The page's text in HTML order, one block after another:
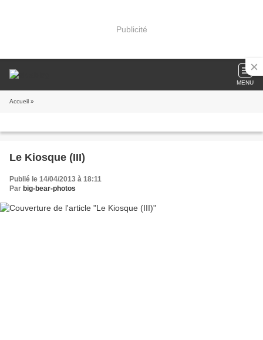
Publicité
MENU
Accueil »
Le Kiosque (III)
Publié le 14/04/2013 à 18:11
Par big-bear-photos